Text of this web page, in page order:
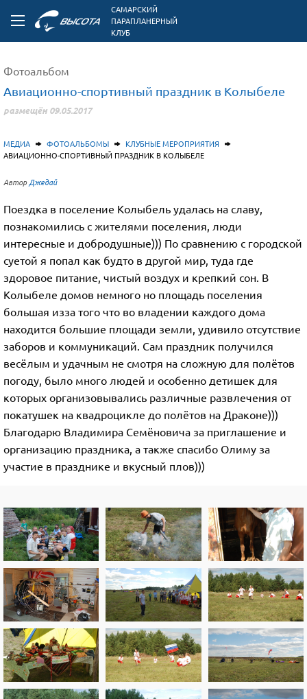
САМАРСКИЙ
ПАРАПЛАНЕРНЫЙ
КЛУБ
Фотоальбом
Авиационно-спортивный праздник в Колыбеле
размещён 09.05.2017
МЕДИА ФОТОАЛЬБОМЫ
КЛУБНЫЕ МЕРОПРИЯТИЯ
АВИАЦИОННО-СПОРТИВНЫЙ ПРАЗДНИК В КОЛЫБЕЛЕ
АвторДжедай
Поездка в поселение Колыбель удалась на славу,
познакомились с жителями поселения, люди
интересные и добродушные))) По сравнению с городской
суетой я попал как будто в другой мир, туда где
здоровое питание, чистый воздух и крепкий сон. В
Колыбеле домов немного но площадь поселения
большая изза того что во владении каждого дома
находится большие площади земли, удивило отсутствие
заборов и коммуникаций. Сам праздник получился
весёлым и удачным не смотря на сложную для полётов
погоду, было много людей и особенно детишек для
которых организовывались различные развлечения от
покатушек на квадроцикле до полётов на Драконе)))
Благодарю Владимира Семёновича за приглашение и
организацию праздника, а также спасибо Олиму за
участие в празднике и вкусный плов)))